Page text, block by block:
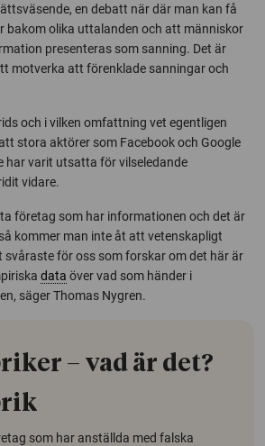
en debatt när där man kan få
bakom olika uttalanden och att människor
presenteras som sanning. Det är
motverka att förenklade sanningar och
och i vilken omfattning vet egentligen
stora aktörer som Facebookoch Google
har varit utsatta för vilseledande
vidare.
företag som har informationen och det är
kommer man inte åt att vetenskapligt
svåraste för oss som forskar om det här är
data över vad som händer i
säger Thomas Nygren.
– vad är det?
som har anställda med falska